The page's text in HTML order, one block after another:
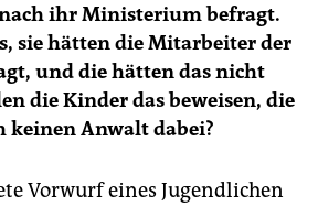
ihr Ministerium befragt.
sie hätten die Mitarbeiter der
und die hätten das nicht
die Kinder das beweisen, die
keinen Anwalt dabei?
Vorwurf eines Jugendlichen